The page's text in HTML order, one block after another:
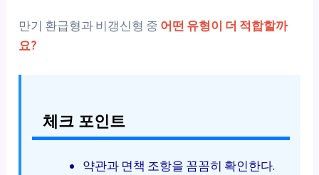
만기 환급형과 비갱신형 중 어떤 유형이 더 적합할까
요?
체크 포인트
약관과 면책 조항을 꼼꼼히 확인한다.